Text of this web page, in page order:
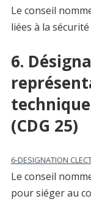
Le conseil
liées à la
6.
(CDG 25)
6-DESIGNATION
Le conseil
pour siéger au